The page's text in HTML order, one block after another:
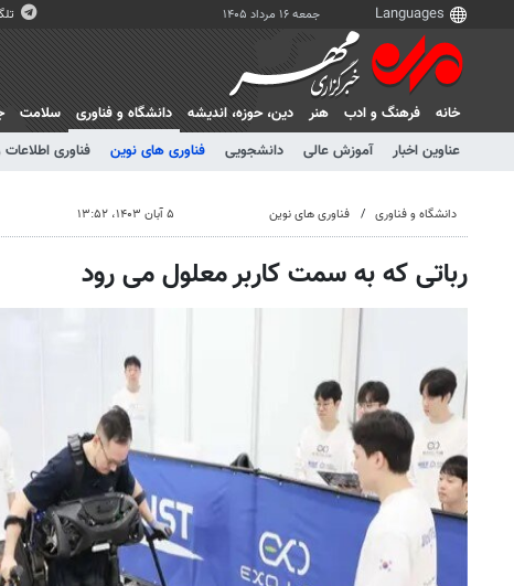
جمعه ۱۶ مرداد ۱۴۰۵
خانه فرهنگ و ادب هنر دين، حوزه، انديشه
دانشگاه و فناوری
عناوین اخبار
آموزش عالی دانشجویی فناوری های نوین فناوری اطلاعات
سلامت
دانشگاه و فناوری فناوری های نوین ۵ آبان ۱۴۰۳، ۱۳:۵۲
رباتی که به سمت کاربر معلول می رود